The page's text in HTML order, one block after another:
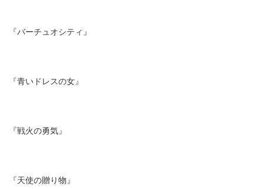
『バーチュオシティ』
『青いドレスの女』
『戦火の勇気』
『天使の贈り物』